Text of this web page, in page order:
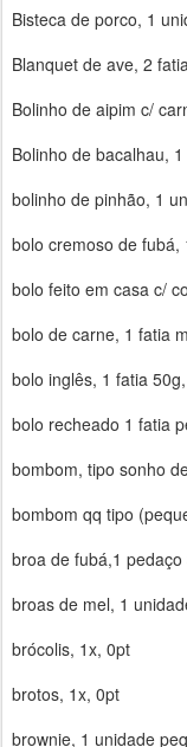
Bisteca de porco, 1
Blanquet de ave, 2
Bolinho de aipim c/
Bolinho de bacalhau,
bolinho de pinhão, 1
bolo cremoso de fubá,
bolo feito em casa c/
bolo de carne, 1 fatia
bolo inglês, 1 fatia
bolo recheado 1 fatia
bombom, tipo sonho
bombom qq tipo
broa de fubá,1
broas de mel, 1
brócolis, 1x, 0pt
brotos, 1x, 0pt
brownie, 1 unidade